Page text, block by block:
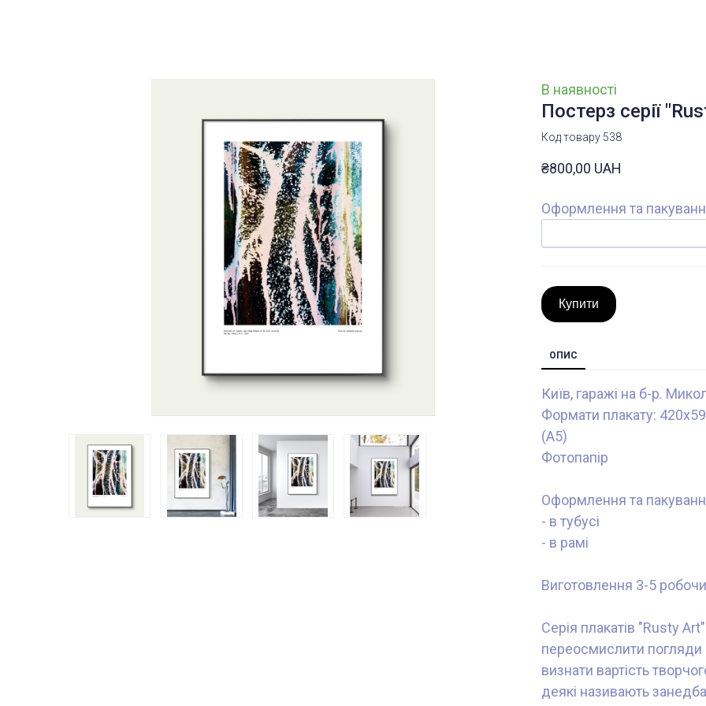
В наявності
Постерз серії
Код товару 538
₴800,00 UAH
Оформлення та
Купити
ОПИС
Київ, гаражі на б-р.
Формати плакату:
(А5)
Фотопапір
Оформлення та
- в тубусі
- в рамі
Виготовлення 3-5
Серія плакатів "Rusty
переосмислити погляди
визнати вартість
деякі називають